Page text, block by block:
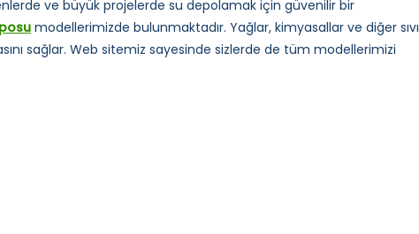
ve büyük projelerde su depolamak için güvenilir bir
modellerimizde bulunmaktadır. Yağlar, kimyasallar ve diğer sıvı
sağlar. Web sitemiz sayesinde sizlerde de tüm modellerimizi